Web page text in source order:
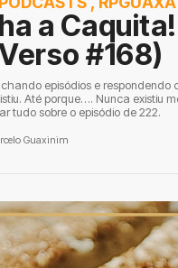
a Caquita!
#168)
episódios e respondendo
Até porque…. Nunca existiu
tudo sobre o episódio de 222.
Guaxinim